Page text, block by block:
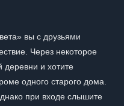
вы с друзьями
Через некоторое
деревни и хотите
одного старого дома.
при входе слышите